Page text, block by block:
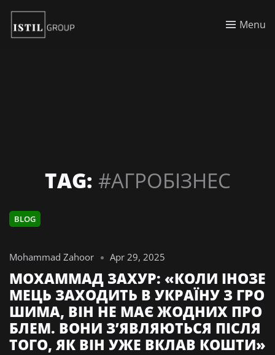
Menu
TAG: #АГРОБІЗНЕС
BLOG
Mohammad Zahoor Apr 29, 2025
МОХАММАД ЗАХУР: «КОЛИ ІНОЗЕ
МЕЦЬ ЗАХОДИТЬ В УКРАЇНУ З ГРО
ШИМА, ВІН НЕ МАЄ ЖОДНИХ ПРО
БЛЕМ. ВОНИ З’ЯВЛЯЮТЬСЯ ПІСЛЯ
ТОГО, ЯК ВІН УЖЕ ВКЛАВ КОШТИ»